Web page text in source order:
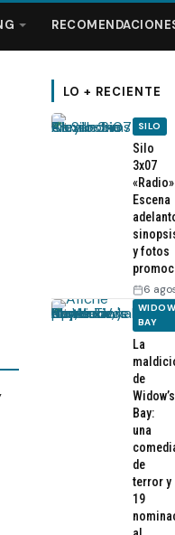
LO + RECIENTE
SILO
Silo
3x07
Escena
y fotos
6
BAY
La
de
Widow’s
Bay:
una
de
terror y
19